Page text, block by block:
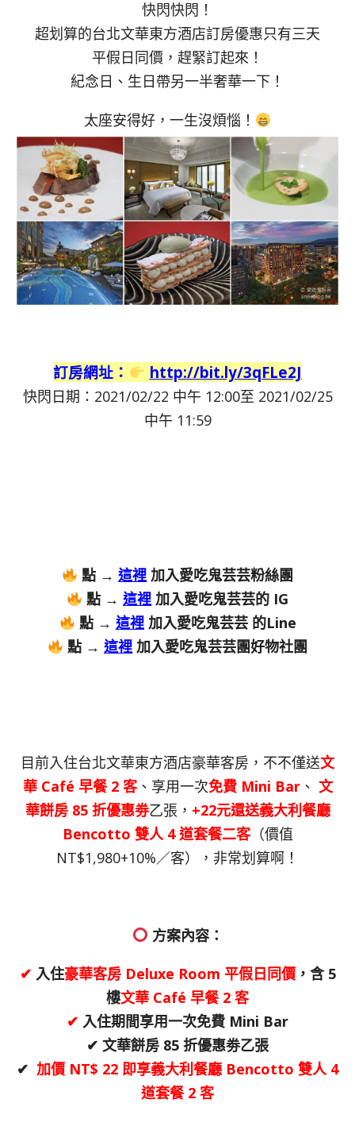
快閃快閃！
超划算的台北文華東方酒店訂房優惠只有三天
平假日同價，趕緊訂起來！
紀念日、生日帶另一半奢華一下！
太座安得好，一生沒煩惱！
訂房網址： http://bit.ly/3qFLe2J
快閃日期：2021/02/22 中午 12:00至 2021/02/25
中午 11:59
點 → 這裡 加入愛吃鬼芸芸粉絲團
點 →這裡 加入愛吃鬼芸芸的 IG
點 → 這裡加入愛吃鬼芸芸 的Line
點 → 這裡 加入愛吃鬼芸芸團好物社團
目前入住台北文華東方酒店豪華客房，不不僅送文
華 Café 早餐 2 客、享用一次免費 Mini Bar、 文
華餅房 85 折優惠劵乙張， +22元還送義大利餐廳
Bencotto 雙人 4 道套餐二客（價值
NT$1,980+10%／客），非常划算啊！
方案內容：
✔ 入住豪華客房 Deluxe Room 平假日同價，含 5
樓文華 Café 早餐 2 客
✔ 入住期間享用一次免費 Mini Bar
✔ 文華餅房 85 折優惠劵乙張
✔ 加價 NT$ 22 即享義大利餐廳 Bencotto 雙人 4
道套餐 2 客